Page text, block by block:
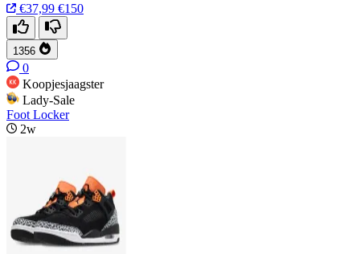
€37,99 €150
1356
0
Koopjesjaagster
Lady-Sale
Foot Locker
2w